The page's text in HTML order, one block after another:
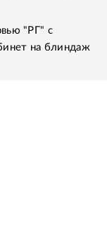
"РГ" с
на блиндаж